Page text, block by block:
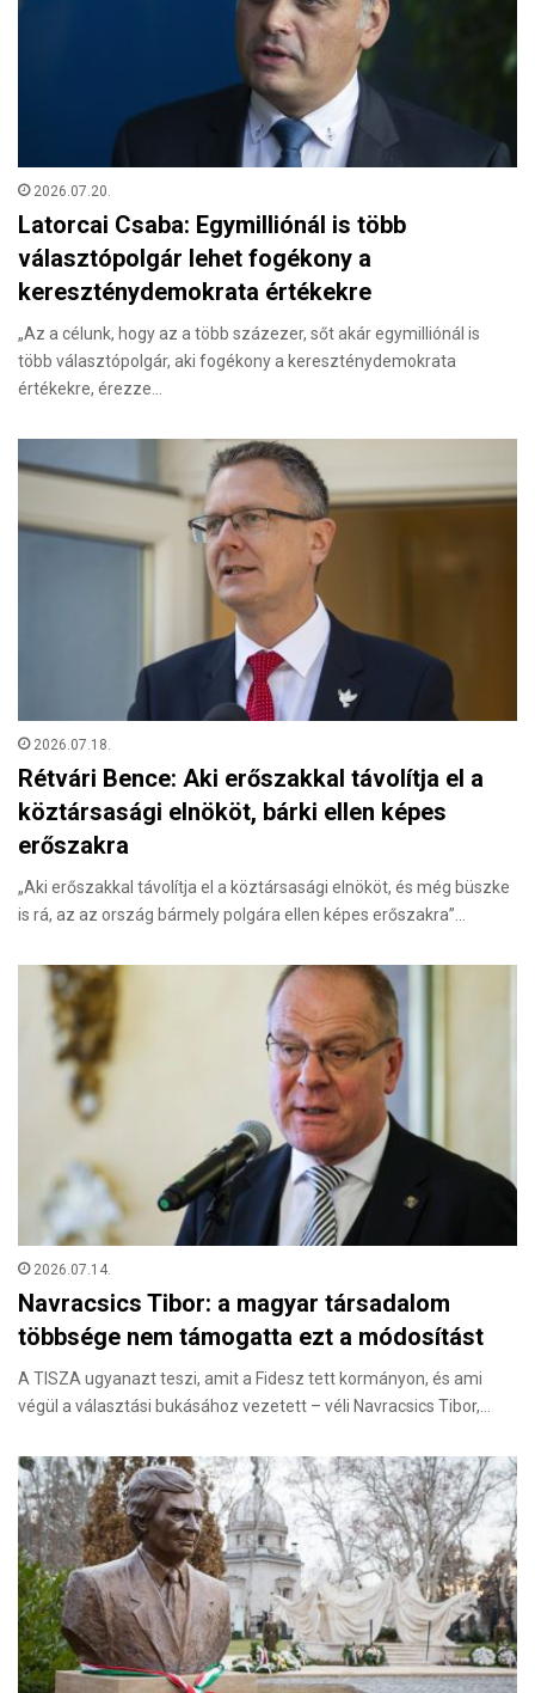
2026.07.20.
Latorcai Csaba: Egymilliónál is több
választópolgár lehet fogékony a
kereszténydemokrata értékekre
„Az a célunk, hogy az a több százezer, sőt akár egymilliónál is
több választópolgár, aki fogékony a kereszténydemokrata
értékekre, érezze…
2026.07.18.
Rétvári Bence: Aki erőszakkal távolítja el a
köztársasági elnököt, bárki ellen képes
erőszakra
„Aki erőszakkal távolítja el a köztársasági elnököt, és még büszke
is rá, az az ország bármely polgára ellen képes erőszakra”…
2026.07.14.
Navracsics Tibor: a magyar társadalom
többsége nem támogatta ezt a módosítást
A TISZA ugyanazt teszi, amit a Fidesz tett kormányon, és ami
végül a választási bukásához vezetett – véli Navracsics Tibor,…